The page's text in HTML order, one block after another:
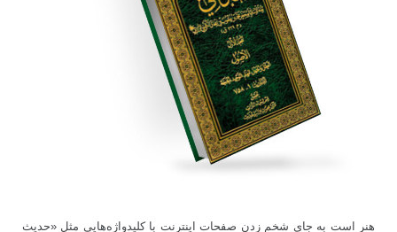
هنر است به جای شخم زدن صفحات اینترنت با کلیدواژه‌هایی مثل «حدیث